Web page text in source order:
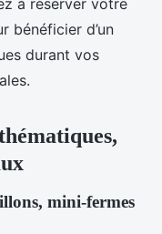
à réserver votre
bénéficier d’un
durant vos
mini-fermes